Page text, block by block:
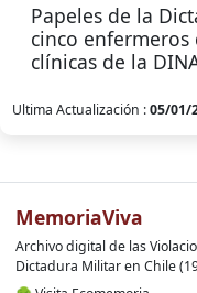
Papeles de la
cinco
clínicas de la
Ultima Actualización :05/01/
MemoriaViva
Archivo digital de las
Dictadura Militar en Chile